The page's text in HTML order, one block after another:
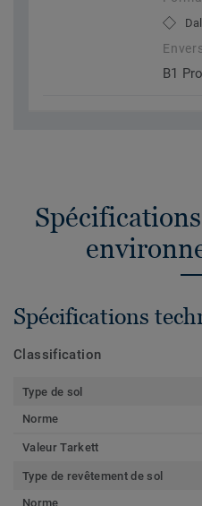
Envers
B1
Spécifications
Classification
Type de sol
Norme
Valeur Tarkett
Type de revêtement de sol
Norme